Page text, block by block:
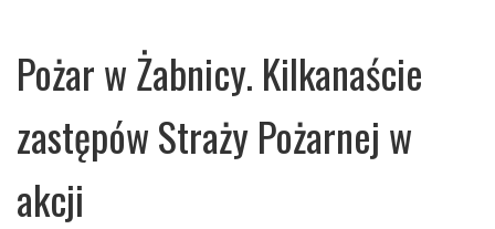
Pożar w Żabnicy. Kilkanaście
zastępów Straży Pożarnej w
akcji